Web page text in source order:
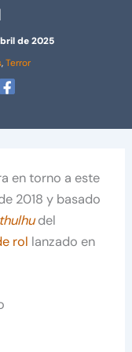
de 2025
,Terror
en torno a este
2018 y basado
del
rol lanzado en